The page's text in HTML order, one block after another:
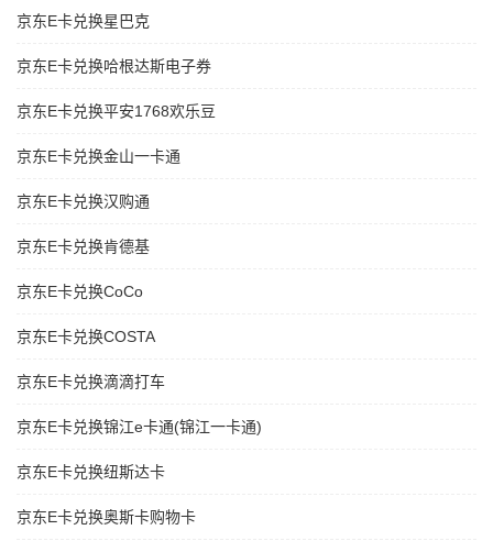
京东E卡兑换星巴克
京东E卡兑换哈根达斯电子券
京东E卡兑换平安1768欢乐豆
京东E卡兑换金山一卡通
京东E卡兑换汉购通
京东E卡兑换肯德基
京东E卡兑换CoCo
京东E卡兑换COSTA
京东E卡兑换滴滴打车
京东E卡兑换锦江e卡通(锦江一卡通)
京东E卡兑换纽斯达卡
京东E卡兑换奥斯卡购物卡